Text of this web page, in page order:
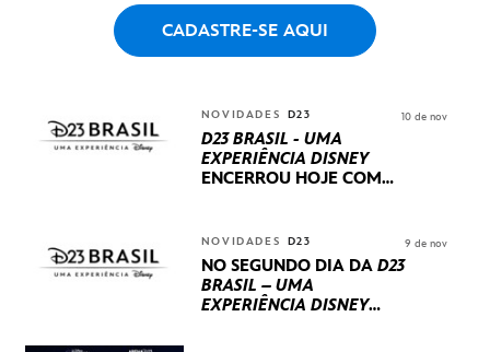
CADASTRE-SE AQUI
NOVIDADES D23
D23 BRASIL - UMA
EXPERIÊNCIA DISNEY
ENCERROU HOJE COM
INTERNACIONAIS E
PRODUÇÕES BRASILEIRAS
10 de nov
NOVIDADES D23
NO SEGUNDO DIA DA D23
BRASIL – UMA
EXPERIÊNCIA DISNEY
9 de nov